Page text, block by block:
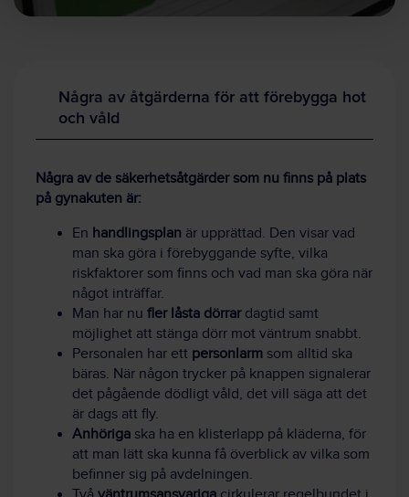
Några av åtgärderna för att förebygga hot
och våld
Några av de säkerhetsåtgärder som nu finns på plats
på gynakuten är:
En handlingsplan är upprättad. Den visar vad
man ska göra i förebyggande syfte, vilka
riskfaktorer som finns och vad man ska göra när
något inträffar.
Man har nu fler låsta dörrardagtid samt
möjlighet att stänga dörr mot väntrum snabbt.
Personalen har ett personlarm som alltid ska
bäras. När någon trycker på knappen signalerar
det pågående dödligt våld, det vill säga att det
är dags att fly.
Anhöriga ska ha en klisterlapp på kläderna, för
att man lätt ska kunna få överblick av vilka som
befinner sig på avdelningen.